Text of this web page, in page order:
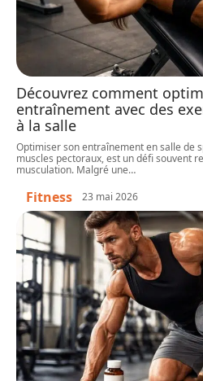
Découvrez comment
entraînement avec des
à la salle
Optimiser son entraînement en salle de
muscles pectoraux, est un défi souvent
musculation. Malgré une…
Fitness 23 mai 2026